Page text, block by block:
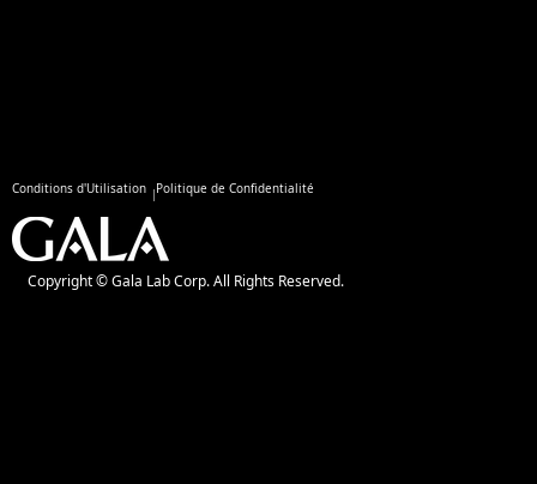
Conditions d'Utilisation Politique de Confidentialité
Copyright © Gala Lab Corp. All Rights Reserved.